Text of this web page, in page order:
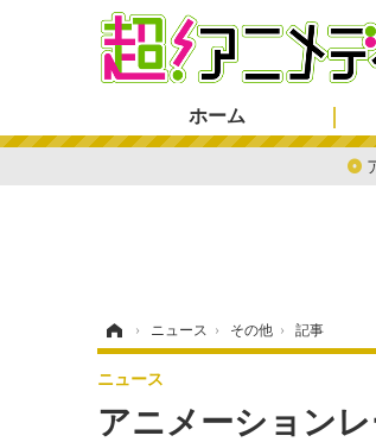
ホーム
› ニュース › その他 › 記事
アニメーション
ニュース